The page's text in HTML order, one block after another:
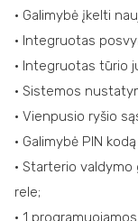
• Galimybė įkelti
• Integruotas
• Integruotas tūrio
• Sistemos
• Vienpusio ryšio
• Galimybė PIN
• Starterio
rele;
• 1